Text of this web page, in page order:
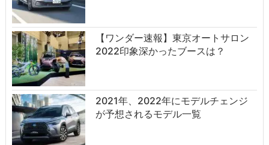
【ワンダー速報】東京オートサロン
2022印象深かったブースは？
2021年、2022年にモデルチェンジ
が予想されるモデル一覧